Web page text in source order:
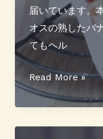
こ
れ
だ
け
で
大
丈
夫
届いています。
オスの熟したバ
てもヘル
バ
ナ
ナ
粉
Read More »